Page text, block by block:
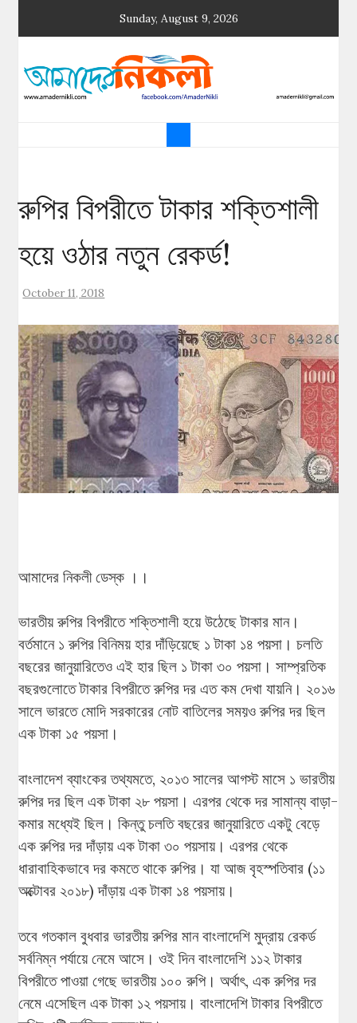
to
Sunday, August 9, 2026
আমাদের নিকলী
রুপির বিপরীতে টাকার শক্তিশালী
হয়ে ওঠার নতুন রেকর্ড!
October 11, 2018
আমাদের নিকলী ডেস্ক ।।
ভারতীয় রুপির বিপরীতে শক্তিশালী হয়ে উঠেছে টাকার মান।
বর্তমানে ১ রুপির বিনিময় হার দাঁড়িয়েছে ১ টাকা ১৪ পয়সা। চলতি
বছরের জানুয়ারিতেও এই হার ছিল ১ টাকা ৩০ পয়সা। সাম্প্রতিক
বছরগুলোতে টাকার বিপরীতে রুপির দর এত কম দেখা যায়নি। ২০১৬
সালে ভারতে মোদি সরকারের নোট বাতিলের সময়ও রুপির দর ছিল
এক টাকা ১৫ পয়সা।
বাংলাদেশ ব্যাংকের তথ্যমতে, ২০১৩ সালের আগস্ট মাসে ১ ভারতীয়
রুপির দর ছিল এক টাকা ২৮ পয়সা। এরপর থেকে দর সামান্য বাড়া-
কমার মধ্যেই ছিল। কিন্তু চলতি বছরের জানুয়ারিতে একটু বেড়ে
এক রুপির দর দাঁড়ায় এক টাকা ৩০ পয়সায়। এরপর থেকে
ধারাবাহিকভাবে দর কমতে থাকে রুপির। যা আজ বৃহস্পতিবার (১১
অক্টোবর ২০১৮) দাঁড়ায় এক টাকা ১৪ পয়সায়।
তবে গতকাল বুধবার ভারতীয় রুপির মান বাংলাদেশি মুদ্রায় রেকর্ড
সর্বনিম্ন পর্যায়ে নেমে আসে। ওই দিন বাংলাদেশি ১১২ টাকার
বিপরীতে পাওয়া গেছে ভারতীয় ১০০ রুপি। অর্থাৎ, এক রুপির দর
নেমে এসেছিল এক টাকা ১২ পয়সায়। বাংলাদেশি টাকার বিপরীতে